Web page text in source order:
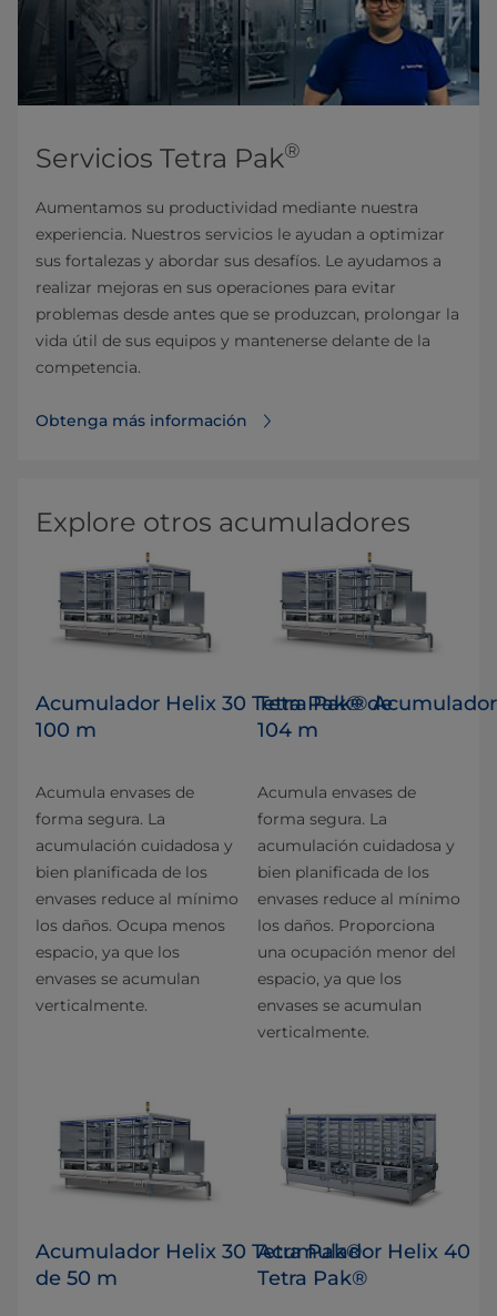
Servicios Tetra Pak®
Aumentamos su productividad mediante nuestra
experiencia. Nuestros servicios le ayudan a optimizar
sus fortalezas y abordar sus desafíos. Le ayudamos a
realizar mejoras en sus operaciones para evitar
problemas desde antes que se produzcan, prolongar la
vida útil de sus equipos y mantenerse delante de la
competencia.
Obtenga más información
Explore otros acumuladores
Acumulador Helix 30 Tetra Pak® de
100 m
Acumula envases de
forma segura. La
acumulación cuidadosa y
bien planificada de los
envases reduce al mínimo
los daños. Ocupa menos
espacio, ya que los
envases se acumulan
verticalmente.
Tetra Pak®
104 m
Acumula envases de
forma segura. La
acumulación cuidadosa y
bien planificada de los
envases reduce al mínimo
los daños. Proporciona
una ocupación menor del
espacio, ya que los
envases se acumulan
verticalmente.
Acumulador Helix 30 Tetra Pak®
de 50 m
Acumulador Helix 40
Tetra Pak®